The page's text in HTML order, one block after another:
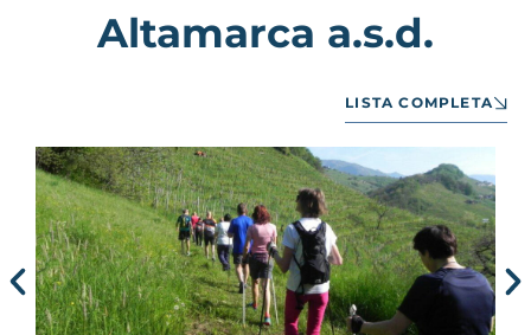
Altamarca a.s.d.
LISTA COMPLETA